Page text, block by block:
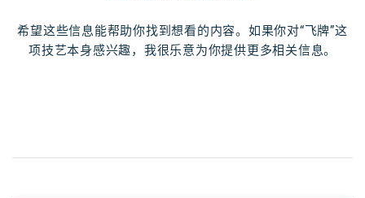
希望这些信息能帮助你找到想看的内容。如果你对“飞牌”这
项技艺本身感兴趣，我很乐意为你提供更多相关信息。